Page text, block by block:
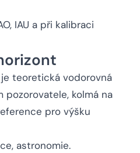
IAU a při kalibraci
je teoretická vodorovná
pozorovatele, kolmá na
pro výšku
astronomie.